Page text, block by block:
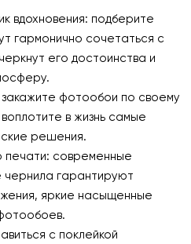
вдохновения: подберите
гармонично сочетаться с
его достоинства и
закажите фотообои по своему
в жизнь самые
решения.
печати: современные
чернила гарантируют
яркие насыщенные
с поклейкой